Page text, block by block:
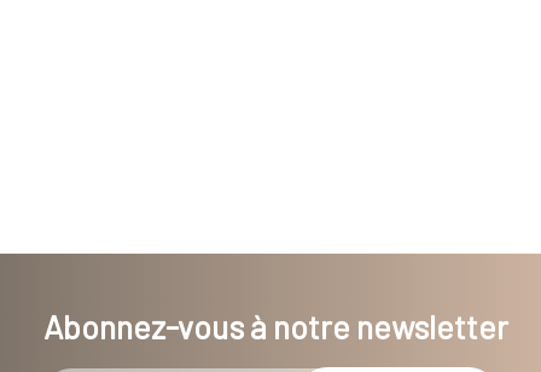
Abonnez-vous à notre newsletter